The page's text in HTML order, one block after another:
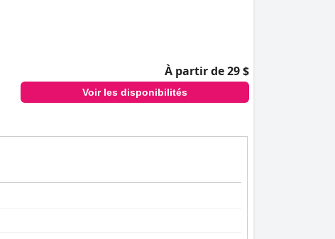
À partir de 29 $
Voir les disponibilités